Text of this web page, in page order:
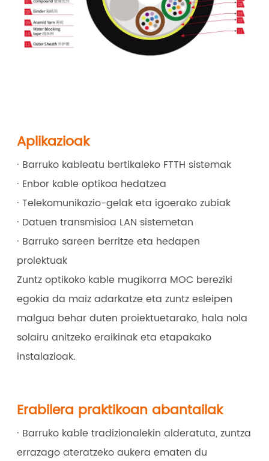
Aplikazioak
· Barruko kableatu bertikaleko FTTH sistemak
· Enbor kable optikoa hedatzea
· Telekomunikazio-gelak eta igoerako zubiak
· Datuen transmisioa LAN sistemetan
· Barruko sareen berritze eta hedapen
proiektuak
Zuntz optikoko kable mugikorra MOC bereziki
egokia da maiz adarkatze eta zuntz esleipen
malgua behar duten proiektuetarako, hala nola
solairu anitzeko eraikinak eta etapakako
instalazioak.
Erabilera praktikoan abantailak
· Barruko kable tradizionalekin alderatuta, zuntza
errazago ateratzeko aukera ematen du